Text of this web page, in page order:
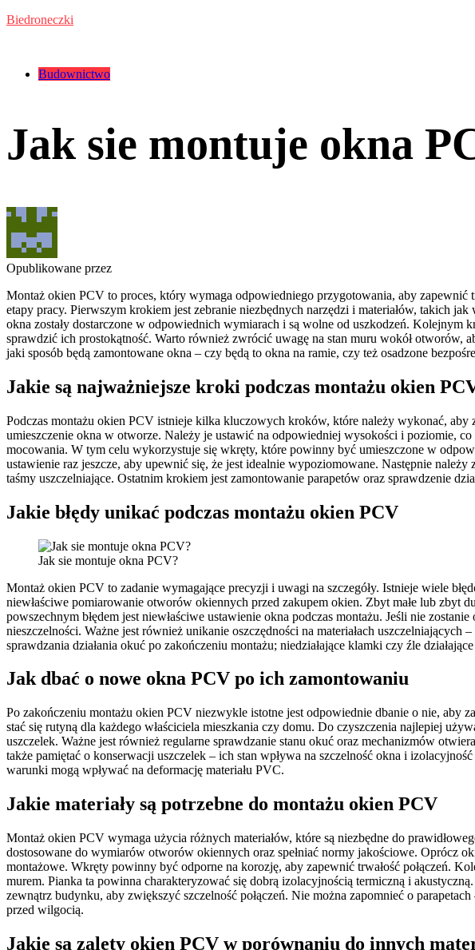
Przejdź
Biedroneczki
Kategorie:Budownictwo
Jak sie montuje okna
Opublikowane przez
Montaż okien PCV to proces, który wymaga odpowiedniego przygotowania, aby
etapy pracy. Pierwszym krokiem jest zebranie niezbędnych narzędzi i materiałów, takich
okna zostały dostarczone w odpowiednich wymiarach i są wolne od uszkodzeń.
sprawdzić ich prostokątność. Warto również zwrócić uwagę na stan muru wokół
jaki sposób będą zamontowane okna – czy będą to okna na ramie, czy też osadzone
Jakie są najważniejsze kroki podczas montażu okien
Podczas montażu okien PCV istnieje kilka kluczowych kroków, które należy wykonać,
umieszczenie okna w otworze. Należy je ustawić na odpowiedniej wysokości i poziomie,
mocowania. W tym celu wykorzystuje się wkręty, które powinny być umieszczone w
ustawienie raz jeszcze, aby upewnić się, że jest idealnie wypoziomowane. Następnie
taśmy uszczelniające. Ostatnim krokiem jest zamontowanie parapetów oraz sprawdzenie
Jakie błędy unikać podczas montażu okien PCV
Jak sie montuje okna PCV?
Montaż okien PCV to zadanie wymagające precyzji i uwagi na szczegóły. Istnieje wiele
niewłaściwe pomiarowanie otworów okiennych przed zakupem okien. Zbyt małe lub
powszechnym błędem jest niewłaściwe ustawienie okna podczas montażu. Jeśli nie
nieszczelności. Ważne jest również unikanie oszczędności na materiałach
sprawdzania działania okuć po zakończeniu montażu; niedziałające klamki czy źle
Jak dbać o nowe okna PCV po ich zamontowaniu
Po zakończeniu montażu okien PCV niezwykle istotne jest odpowiednie dbanie o nie, aby
stać się rutyną dla każdego właściciela mieszkania czy domu. Do czyszczenia najlepiej
uszczelek. Ważne jest również regularne sprawdzanie stanu okuć oraz mechanizmów
także pamiętać o konserwacji uszczelek – ich stan wpływa na szczelność okna i
warunki mogą wpływać na deformację materiału PVC.
Jakie materiały są potrzebne do montażu okien PCV
Montaż okien PCV wymaga użycia różnych materiałów, które są niezbędne do
dostosowane do wymiarów otworów okiennych oraz spełniać normy jakościowe. Oprócz
montażowe. Wkręty powinny być odporne na korozję, aby zapewnić trwałość połączeń.
murem. Pianka ta powinna charakteryzować się dobrą izolacyjnością termiczną i
zewnątrz budynku, aby zwiększyć szczelność połączeń. Nie można zapomnieć o
przed wilgocią.
Jakie są zalety okien PCV w porównaniu do innych